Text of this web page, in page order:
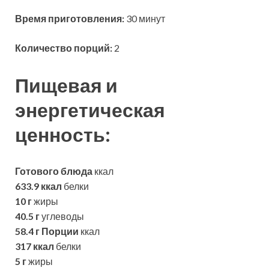
Время приготовления: 30 минут
Количество порций: 2
Пищевая и
энергетическая
ценность:
Готового блюда ккал
633.9 ккал белки
10 гжиры
40.5 гуглеводы
58.4 г Порции ккал
317 ккал белки
5 гжиры